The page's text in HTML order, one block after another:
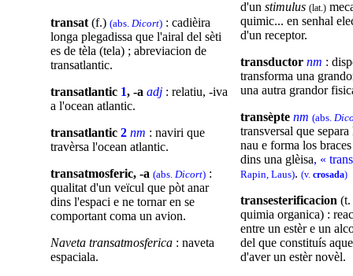
transat (f.) (abs. Dicort) : cadièira
longa plegadissa que l'airal del sèti
es de tèla (tela) ; abreviacion de
transatlantic.
transatlantic 1, -a adj : relatiu, -iva
a l'ocean atlantic.
transatlantic 2 nm : naviri que
travèrsa l'ocean atlantic.
transatmosferic, -a (abs. Dicort) :
qualitat d'un veïcul que pòt anar
dins l'espaci e ne tornar en se
comportant coma un avion.
Naveta transatmosferica : naveta
espaciala.
d'un stimulus (lat.)
quimic... en senhal
d'un receptor.
transductor nm :
transforma una
una autra grandor
transèpte nm (abs.
transversal que
nau e forma los
dins una glèisa, «
Rapin, Laus). (v. crosada)
transesterificacion (t.
quimia organica) :
entre un estèr e un
del que constituís
d'aver un estèr novèl.